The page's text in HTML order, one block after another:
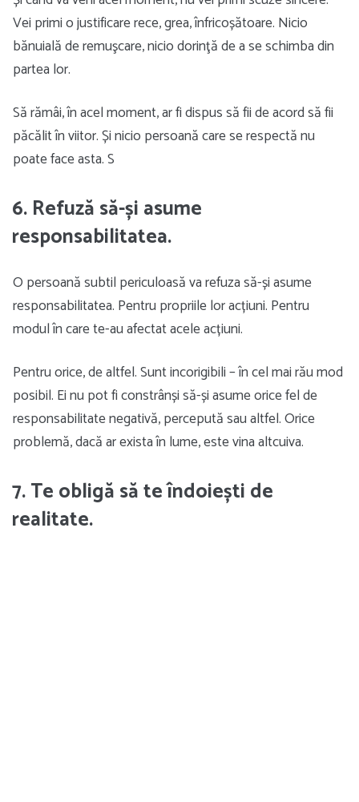
Vei primi o justificare rece, grea, înfricoșătoare. Nicio
bănuială de remuşcare, nicio dorinţă de a se schimba din
partea lor.
Să rămâi, în acel moment, ar fi dispus să fii de acord să fii
păcălit în viitor. Și nicio persoană care se respectă nu
poate face asta. S
6. Refuză să-și asume
responsabilitatea.
O persoană subtil periculoasă va refuza să-și asume
responsabilitatea. Pentru propriile lor acțiuni. Pentru
modul în care te-au afectat acele acțiuni.
Pentru orice, de altfel. Sunt incorigibili – în cel mai rău mod
posibil. Ei nu pot fi constrânși să-și asume orice fel de
responsabilitate negativă, percepută sau altfel. Orice
problemă, dacă ar exista în lume, este vina altcuiva.
7. Te obligă să te îndoiești de
realitate.